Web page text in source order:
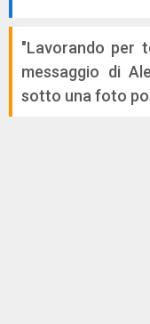
"Lavorando per
messaggio di
sotto una foto